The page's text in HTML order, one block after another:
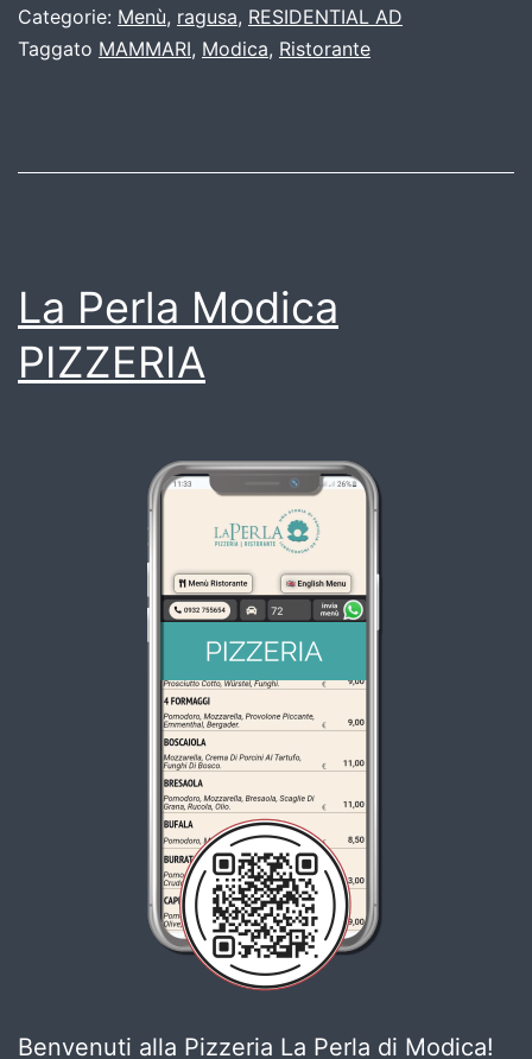
Categorie: Menù, ragusa, RESIDENTIAL AD
Taggato MAMMARI, Modica, Ristorante
La Perla Modica
PIZZERIA
Benvenuti alla Pizzeria La Perla di Modica!